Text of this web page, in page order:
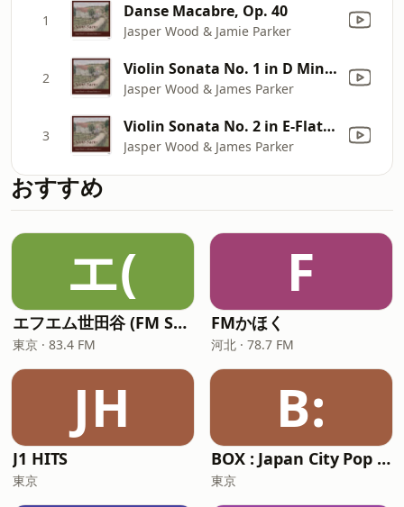
1 Danse Macabre, Op. 40
Jasper Wood & Jamie Parker
2 Violin Sonata No. 1 in D Minor, Op. 75: I. Allegro Agitato
Jasper Wood & James Parker
3 Violin Sonata No. 2 in E-Flat Major, Op. 102: II. Scherzo. Vivace
Jasper Wood & James Parker
おすすめ
エ(
エフエム世田谷 (FM Setagaya)
東京 · 83.4 FM
F
FMかほく
河北 · 78.7 FM
JH
J1 HITS
東京
B:
BOX : Japan City Pop - 日本のシティポップ
東京